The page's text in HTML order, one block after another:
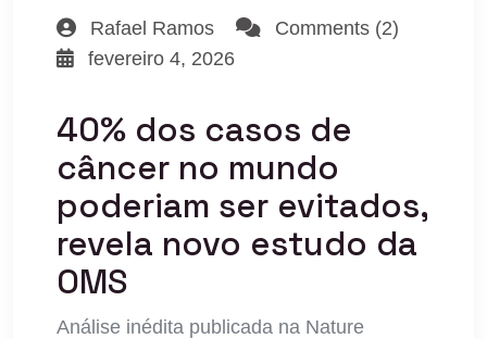
Rafael Ramos
Comments (2)
fevereiro 4, 2026
40% dos casos de
câncer no mundo
poderiam ser evitados,
revela novo estudo da
OMS
Análise inédita publicada na Nature